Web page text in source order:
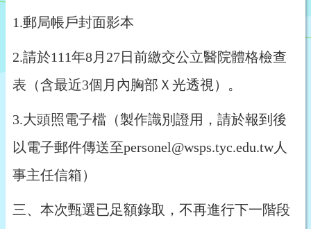
1.郵局帳戶封面影本
2.請於111年8月27日前繳交公立醫院體格檢查
表（含最近3個月內胸部Ｘ光透視）。
3.大頭照電子檔（製作識別證用，請於報到後
以電子郵件傳送至personel@wsps.tyc.edu.tw人
事主任信箱）
三、本次甄選已足額錄取，不再進行下一階段